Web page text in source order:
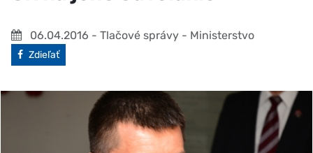
06.04.2016 - Tlačové správy - Ministerstvo
Facebook
Zdieľať